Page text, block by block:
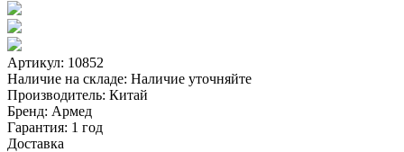
Артикул: 10852
Наличие на складе: Наличие уточняйте
Производитель: Китай
Бренд: Армед
Гарантия: 1 год
Доставка